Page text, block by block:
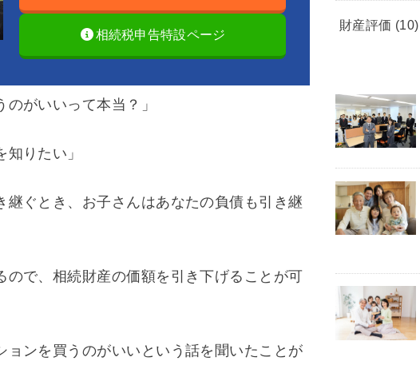
相続税申告特設ページ
のがいいって本当？」
りたい」
ぐとき、お子さんはあなたの負債も引き継
で、相続財産の価額を引き下げることが可
ンを買うのがいいという話を聞いたことが
財産評価 (10)